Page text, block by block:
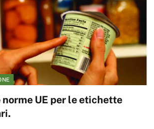
norme UE per le etichette